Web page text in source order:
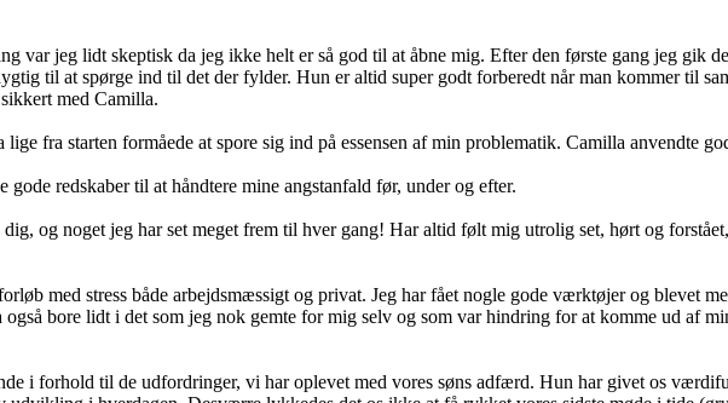
var jeg lidt skeptisk da jeg ikke helt er så god til at åbne mig. Efter den første gang jeg gik
til at spørge ind til det der fylder. Hun er altid super godt forberedt når man kommer til
med Camilla.
fra starten formåede at spore sig ind på essensen af min problematik. Camilla anvendte
redskaber til at håndtere mine angstanfald før, under og efter.
og noget jeg har set meget frem til hver gang! Har altid følt mig utrolig set, hørt og
med stress både arbejdsmæssigt og privat. Jeg har fået nogle gode værktøjer og blevet
bore lidt i det som jeg nok gemte for mig selv og som var hindring for at komme ud af
i forhold til de udfordringer, vi har oplevet med vores søns adfærd. Hun har givet os